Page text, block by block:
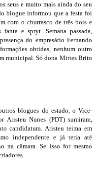
seus e muito mais ainda do seu
blogue informou que a festa foi
com o churrasco de três bois e
e spryt. Semana passada,
do empresário Fernando
obtidas, nenhum outro
municipal. Só dona Mirtes Brito
blogues do estado, o Vice-
Aristeu Nunes (PDT) sumiram,
candidatura. Aristeu teima em
independente e já teria até
na câmara. Se isso for mesmo